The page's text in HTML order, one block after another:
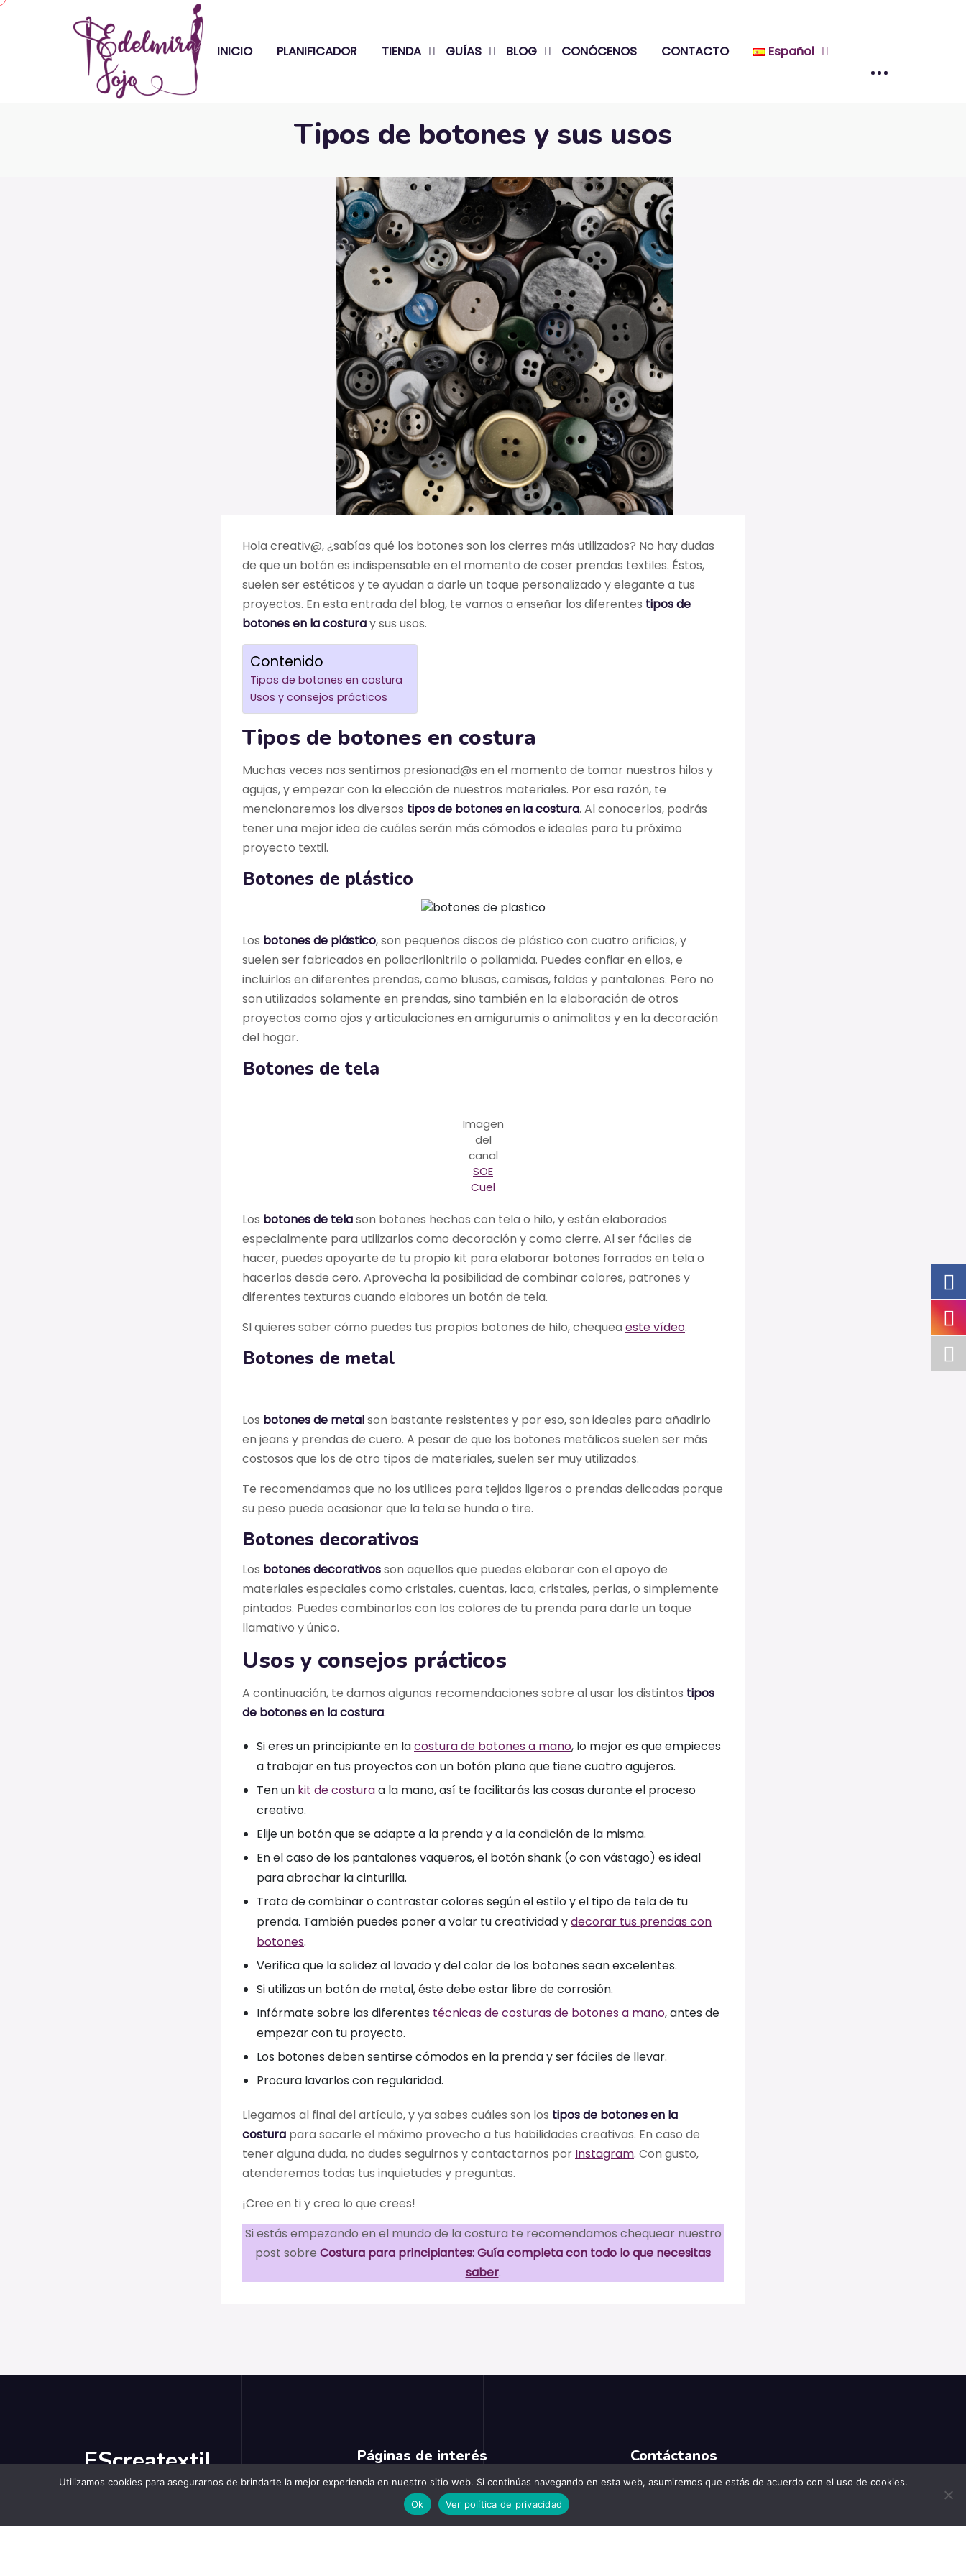
INICIO PLANIFICADOR TIENDA GUÍAS BLOG CONÓCENOS CONTACTO Español
Tipos de botones y sus usos
Hola creativ@, ¿sabías qué los botones son los cierres más utilizados? No hay dudas
de que un botón es indispensable en el momento de coser prendas textiles. Éstos,
suelen ser estéticos y te ayudan a darle un toque personalizado y elegante a tus
proyectos. En esta entrada del blog, te vamos a enseñar los diferentes tipos de
botones en la costuray sus usos.
Contenido
Tipos de botones en costura
Usos y consejos prácticos
Tipos de botones en costura
Muchas veces nos sentimos presionad@s en el momento de tomar nuestros hilos y
agujas, y empezar con la elección de nuestros materiales. Por esa razón, te
mencionaremos los diversos tipos de botones en la costura. Al conocerlos, podrás
tener una mejor idea de cuáles serán más cómodos e ideales para tu próximo
proyecto textil.
Botones de plástico
Los botones de plástico, son pequeños discos de plástico con cuatro orificios, y
suelen ser fabricados en poliacrilonitrilo o poliamida. Puedes confiar en ellos, e
incluirlos en diferentes prendas, como blusas, camisas, faldas y pantalones. Pero no
son utilizados solamente en prendas, sino también en la elaboración de otros
proyectos como ojos y articulaciones en amigurumis o animalitos y en la decoración
del hogar.
Botones de tela
Imagen
del
canal
SOE
Cuel
Los botones de telason botones hechos con tela o hilo, y están elaborados
especialmente para utilizarlos como decoración y como cierre. Al ser fáciles de
hacer, puedes apoyarte de tu propio kit para elaborar botones forrados en tela o
hacerlos desde cero. Aprovecha la posibilidad de combinar colores, patrones y
diferentes texturas cuando elabores un botón de tela.
SI quieres saber cómo puedes tus propios botones de hilo, chequea este vídeo.
Botones de metal
Los botones de metalson bastante resistentes y por eso, son ideales para añadirlo
en jeans y prendas de cuero. A pesar de que los botones metálicos suelen ser más
costosos que los de otro tipos de materiales, suelen ser muy utilizados.
Te recomendamos que no los utilices para tejidos ligeros o prendas delicadas porque
su peso puede ocasionar que la tela se hunda o tire.
Botones decorativos
Los botones decorativosson aquellos que puedes elaborar con el apoyo de
materiales especiales como cristales, cuentas, laca, cristales, perlas, o simplemente
pintados. Puedes combinarlos con los colores de tu prenda para darle un toque
llamativo y único.
Usos y consejos prácticos
A continuación, te damos algunas recomendaciones sobre al usar los distintos tipos
de botones en la costura:
Si eres un principiante en lacostura de botones a mano, lo mejor es que empieces
a trabajar en tus proyectos con un botón plano que tiene cuatro agujeros.
Ten un kit de costuraa la mano, así te facilitarás las cosas durante el proceso
creativo.
Elije un botón que se adapte a la prenda y a la condición de la misma.
En el caso de los pantalones vaqueros, el botón shank (o con vástago) es ideal
para abrochar la cinturilla.
Trata de combinar o contrastar colores según el estilo y el tipo de tela de tu
prenda. También puedes poner a volar tu creatividad ydecorar tus prendas con
botones.
Verifica que la solidez al lavado y del color de los botones sean excelentes.
Si utilizas un botón de metal, éste debe estar libre de corrosión.
Infórmate sobre las diferentes técnicas de costuras de botones a mano, antes de
empezar con tu proyecto.
Los botones deben sentirse cómodos en la prenda y ser fáciles de llevar.
Procura lavarlos con regularidad.
Llegamos al final del artículo, y ya sabes cuáles son los tipos de botones en la
costura para sacarle el máximo provecho a tus habilidades creativas. En caso de
tener alguna duda, no dudes seguirnos y contactarnos por Instagram. Con gusto,
atenderemos todas tus inquietudes y preguntas.
¡Cree en ti y crea lo que crees!
Si estás empezando en el mundo de la costura te recomendamos chequear nuestro
post sobre Costura para principiantes: Guía completa con todo lo que necesitas
saber.
EScreatextil
Todo lo que necesitas para que te
Páginas de interés
Conócenos
Contáctanos
+41782267181
Utilizamos cookies para asegurarnos de brindarte la mejor experiencia en nuestro sitio web. Si continúas navegando en esta web, asumiremos que estás de acuerdo con el uso de cookies.
Ok
Ver política de privacidad